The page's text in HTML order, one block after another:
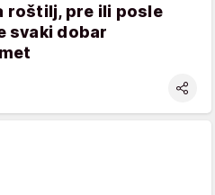
roštilj, pre ili posle
svaki dobar